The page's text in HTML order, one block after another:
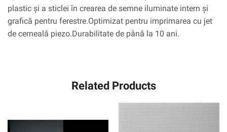
plastic și a sticlei în crearea de semne iluminate intern și
grafică pentru ferestre.Optimizat pentru imprimarea cu jet
de cerneală piezo.Durabilitate de până la 10 ani.
Related Products